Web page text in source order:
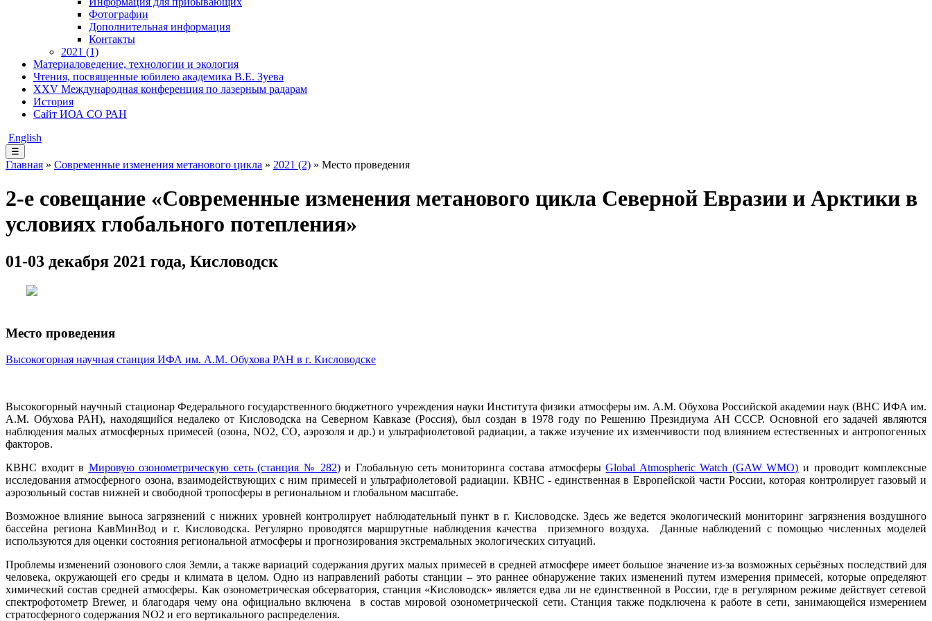
Фотографии
Дополнительная информация
Контакты
2021 (1)
Материаловедение, технологии и экология
Чтения, посвященные юбилею академика В.Е. Зуева
XXV Международная конференция по лазерным радарам
История
Сайт ИОА СО РАН
English
☰
Главная » Современные изменения метанового цикла » 2021 (2) » Место проведения
2-е совещание «Современные изменения метанового цикла Северной Евразии и Арктики в
условиях глобального потепления»
01-03 декабря 2021 года, Кисловодск
Место проведения
Высокогорная научная станция ИФА им. А.М. Обухова РАН в г. Кисловодске
Высокогорный научный стационар Федерального государственного бюджетного учреждения науки Института физики атмосферы им. А.М. Обухова Российской академии наук (ВНС ИФА им.
А.М. Обухова РАН), находящийся недалеко от Кисловодска на Северном Кавказе (Россия), был создан в 1978 году по Решению Президиума АН СССР. Основной его задачей являются
наблюдения малых атмосферных примесей (озона, NO2, CO, аэрозоля и др.) и ультрафиолетовой радиации, а также изучение их изменчивости под влиянием естественных и антропогенных
факторов.
КВНС входит в Мировую озонометрическую сеть (станция № 282)и Глобальную сеть мониторинга состава атмосферыGlobal Atmospheric Watch (GAW WMO) и проводит комплексные
исследования атмосферного озона, взаимодействующих с ним примесей и ультрафиолетовой радиации. КВНС - единственная в Европейской части России, которая контролирует газовый и
аэрозольный состав нижней и свободной тропосферы в региональном и глобальном масштабе.
Возможное влияние выноса загрязнений с нижних уровней контролирует наблюдательный пункт в г. Кисловодске. Здесь же ведется экологический мониторинг загрязнения воздушного
бассейна региона КавМинВод и г. Кисловодска. Регулярно проводятся маршрутные наблюдения качества приземного воздуха. Данные наблюдений с помощью численных моделей
используются для оценки состояния региональной атмосферы и прогнозирования экстремальных экологических ситуаций.
Проблемы изменений озонового слоя Земли, а также вариаций содержания других малых примесей в средней атмосфере имеет большое значение из-за возможных серьёзных последствий для
человека, окружающей его среды и климата в целом. Одно из направлений работы станции – это раннее обнаружение таких изменений путем измерения примесей, которые определяют
химический состав средней атмосферы. Как озонометрическая обсерватория, станция «Кисловодск» является едва ли не единственной в России, где в регулярном режиме действует сетевой
спектрофотометр Brewer, и благодаря чему она официально включена в состав мировой озонометрической сети. Станция также подключена к работе в сети, занимающейся измерением
стратосферного содержания NO2 и его вертикального распределения.